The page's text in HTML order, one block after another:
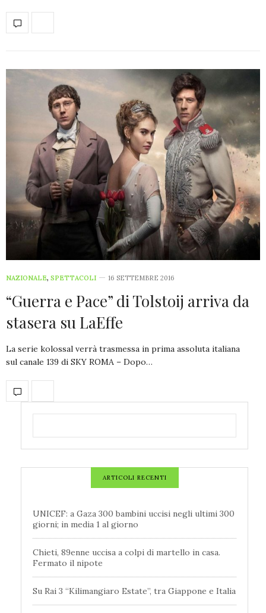
NAZIONALE, SPETTACOLI 16 SETTEMBRE 2016
“Guerra e Pace” di Tolstoij arriva da
stasera su LaEffe
La serie kolossal verrà trasmessa in prima assoluta italiana
sul canale 139 di SKY ROMA – Dopo…
ARTICOLI RECENTI
UNICEF: a Gaza 300 bambini uccisi negli ultimi 300
giorni; in media 1 al giorno
Chieti, 89enne uccisa a colpi di martello in casa.
Fermato il nipote
Su Rai 3 “Kilimangiaro Estate”, tra Giappone e Italia